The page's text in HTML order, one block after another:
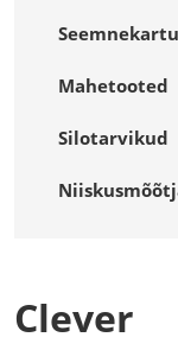
Mahetooted
Silotarvikud
Clever